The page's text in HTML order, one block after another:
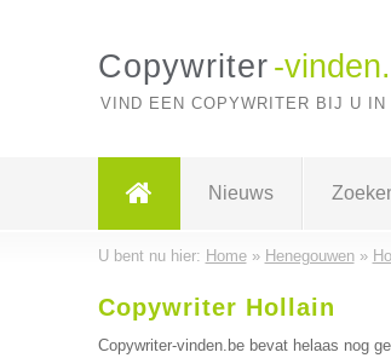
Copywriter -
VIND EEN COPYWRITER BIJ U IN
Nieuws
U bent nu hier: Home» Henegouwen»
Copywriter Hollain
Copywriter-vinden.be bevat helaas nog